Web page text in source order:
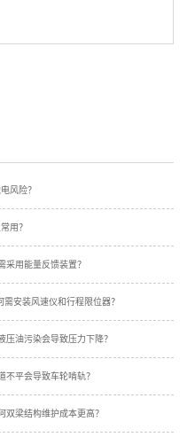
风险？
用？
用能量反馈装置？
安装风速仪和行程限位器？
油污染会导致压力下降？
不平会导致车轮啃轨？
梁结构维护成本更高？